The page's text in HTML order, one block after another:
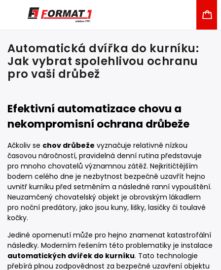
Automatická dvířka do kurníku:
Jak vybrat spolehlivou ochranu
pro vaši drůbež
Efektivní automatizace chovu a
nekompromisní ochrana drůbeže
Ačkoliv se chov drůbeže vyznačuje relativně nízkou
časovou náročností, pravidelná denní rutina představuje
pro mnoho chovatelů významnou zátěž. Nejkritičtějším
bodem celého dne je nezbytnost bezpečně uzavřít hejno
uvnitř kurníku před setměním a následné ranní vypouštění.
Neuzamčený chovatelský objekt je obrovským lákadlem
pro noční predátory, jako jsou kuny, lišky, lasičky či toulavé
kočky.
Jediné opomenutí může pro hejno znamenat katastrofální
následky. Moderním řešením této problematiky je instalace
automatických dvířek do kurníku. Tato technologie
přebírá plnou zodpovědnost za bezpečné uzavření objektu